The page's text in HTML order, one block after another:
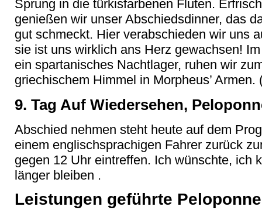
Sprung in die türkisfarbenen Fluten.
genießen wir unser Abschiedsdinner, das
gut schmeckt. Hier verabschieden wir uns
sie ist uns wirklich ans Herz gewachsen!
ein spartanisches Nachtlager, ruhen wir
griechischem Himmel in Morpheus’ Armen.
9. Tag Auf Wiedersehen,
Abschied nehmen steht heute auf dem
einem englischsprachigen Fahrer zurück
gegen 12 Uhr eintreffen. Ich wünschte, ich
länger bleiben .
Leistungen geführte